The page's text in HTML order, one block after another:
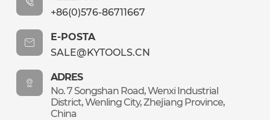
+86(0)576-86711667
E-POSTA
SALE@KYTOOLS.CN
ADRES
No. 7 Songshan Road, Wenxi Industrial
District, Wenling City, Zhejiang Province,
China